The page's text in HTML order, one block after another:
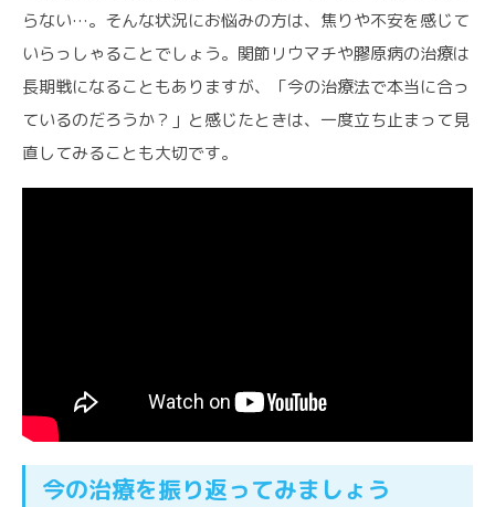
らない…。そんな状況にお悩みの方は、焦りや不安を感じて
いらっしゃることでしょう。関節リウマチや膠原病の治療は
長期戦になることもありますが、「今の治療法で本当に合っ
ているのだろうか？」と感じたときは、一度立ち止まって見
直してみることも大切です。
今の治療を振り返ってみましょう
各種お問い合わせ